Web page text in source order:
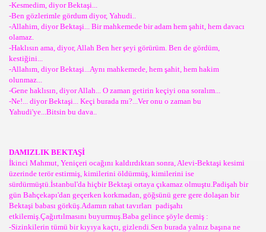
-Kesmedim, diyor Bektaşi...
-Ben gözlerimle gördum diyor, Yahudi..
-Allahim, diyor Bektaşi... Bir mahkemede bir adam hem şahit, hem davacı
olamaz.
-Haklısın ama, diyor, Allah Ben her şeyi görürüm. Ben de gördüm,
kestiğini...
-Allahım, diyor Bektaşi...Aynı mahkemede, hem şahit, hem hakim
olunmaz...
-Gene haklısın, diyor Allah... O zaman getirin keçiyi ona soralım...
-Ne!... diyor Bektaşi... Keçi burada mı?...Ver onu o zaman bu
Yahudi'ye...Bitsin bu dava..
DAMIZLIK BEKTAŞİ
İkinci Mahmut, Yeniçeri ocağını kaldırdıktan sonra, Alevi-Bektaşi kesimi
üzerinde terör estirmiş, kimilerini öldürmüş, kimilerini ise
sürdürmüştü.İstanbul'da hiçbir Bektaşi ortaya çıkamaz olmuştu.Padişah bir
gün Bahçekapı'dan geçerken korkmadan, göğsünü gere gere dolaşan bir
Bektaşi babası görküş.Adamın rahat tavırları padişahı
etkilemiş.Çağırtılmasını buyurmuş.Baba gelince şöyle demiş :
-Sizinkilerin tümü bir kıyıya kaçtı, gizlendi.Sen burada yalnız başına ne